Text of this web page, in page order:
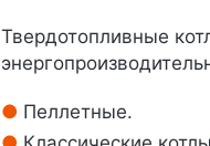
Твердотопливные
Пеллетные.